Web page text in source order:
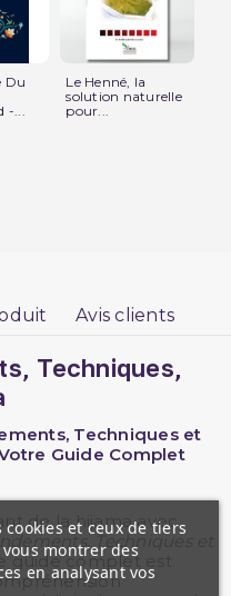
Du
-...
Le Henné, la
solution naturelle
pour...
Avis clients
Techniques,
Techniques et
Guide Complet
de la hijama avec
Techniques et
guide complet est
et ceux de tiers
montrer des
en analysant vos